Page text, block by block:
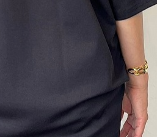
BIG T_240705_50